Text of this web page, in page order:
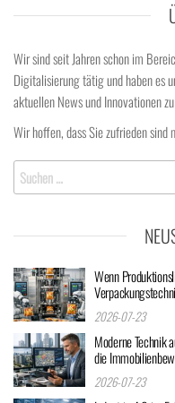
Wir sind seit Jahren schon im
Digitalisierung tätig und haben es
aktuellen News und Innovationen
Wir hoffen, dass Sie zufrieden sind
Suchen
nach:
Wenn
2026-07-23
Moderne Technik
die
2026-07-23